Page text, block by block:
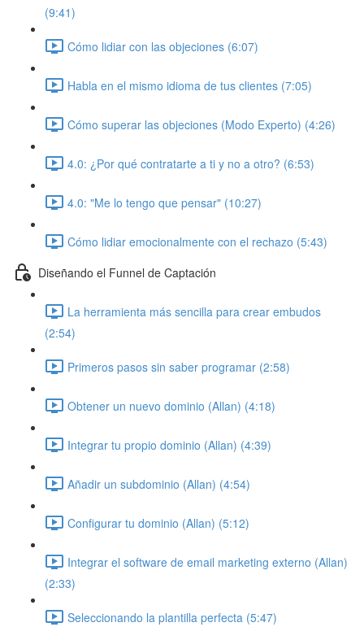
(9:41)
Cómo lidiar con las objeciones (6:07)
Habla en el mismo idioma de tus clientes (7:05)
Cómo superar las objeciones (Modo Experto) (4:26)
4.0: ¿Por qué contratarte a ti y no a otro? (6:53)
4.0: "Me lo tengo que pensar" (10:27)
Cómo lidiar emocionalmente con el rechazo (5:43)
Diseñando el Funnel de Captación
La herramienta más sencilla para crear embudos
(2:54)
Primeros pasos sin saber programar (2:58)
Obtener un nuevo dominio (Allan) (4:18)
Integrar tu propio dominio (Allan) (4:39)
Añadir un subdominio (Allan) (4:54)
Configurar tu dominio (Allan) (5:12)
Integrar el software de email marketing externo (Allan)
(2:33)
Seleccionando la plantilla perfecta (5:47)